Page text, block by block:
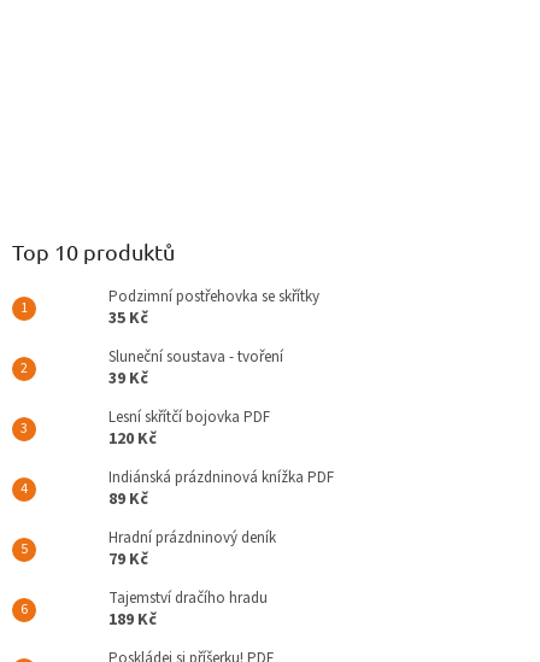
Top 10 produktů
Podzimní postřehovka se skřítky
35 Kč
Sluneční soustava - tvoření
39 Kč
Lesní skřítčí bojovka PDF
120 Kč
Indiánská prázdninová knížka PDF
89 Kč
Hradní prázdninový deník
79 Kč
Tajemství dračího hradu
189 Kč